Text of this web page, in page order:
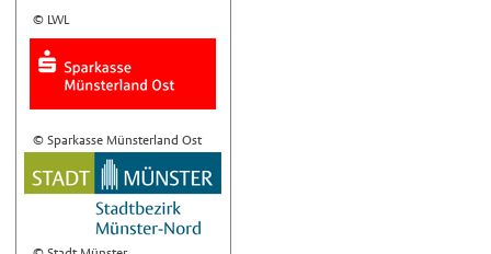
© LWL
© Sparkasse Münsterland Ost